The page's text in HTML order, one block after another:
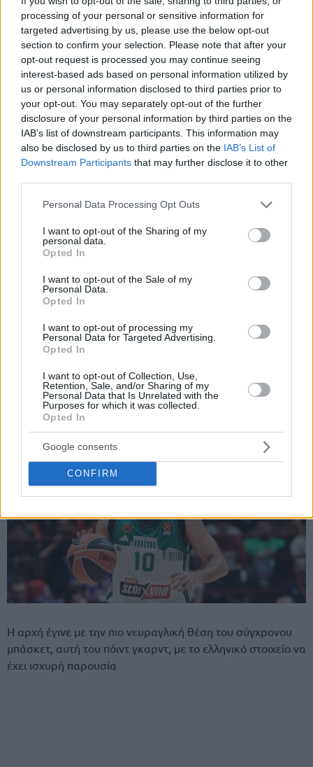
processing of your personal or sensitive information for
targeted advertising by us, please use the below opt-out
section to confirm your selection. Please note that after your
opt-out request is processed you may continue seeing
interest-based ads based on personal information utilized by
us or personal information disclosed to third parties prior to
your opt-out. You may separately opt-out of the further
disclosure of your personal information by third parties on the
IAB’s list of downstream participants. This information may
also be disclosed by us to third parties on the IAB’s List of
Downstream Participants that may further disclose it to other
Please note that this website/app uses one or more Google
not limited to your visit or usage behaviour. You may click to
grant or deny consent to Google and its third-party tags to
use your data for below specified purposes in below Google
consent section.
Personal Data Processing Opt Outs
I want to opt-out of the Sharing of my
personal data.
Opted In
I want to opt-out of the Sale of my
Personal Data.
Opted In
I want to opt-out of processing my
Personal Data for Targeted Advertising.
Opted In
I want to opt-out of Collection, Use,
Retention, Sale, and/or Sharing of my
Personal Data that Is Unrelated with the
Purposes for which it was collected.
Opted In
Google consents
CONFIRM
Ρεάλ Μαδρίτης και Παναθηναϊκόςέχουν τους
περισσότερους εκπροσώπους με τρεις για κάθε ομάδα.
Από δυο έχουν Μακάμπι καιΜπαρτσελόνα
Ολυμπιακός, η Μονακό, ηΕφές, ηΦενέρκαι η Βίρτους.
Οι τρεις κορυφαίοι πόιντ γκαρντ
H αρχή έγινε με την πιο νευραγλική θέση του σύγχρονου
μπάσκετ, αυτή του πόιντ γκαρντ, με το ελληνικό στοιχείο να
έχει ισχυρή παρουσία